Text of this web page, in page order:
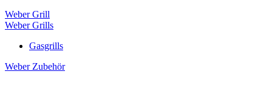
Weber Grill
Weber Grills
Gasgrills
Weber Zubehör